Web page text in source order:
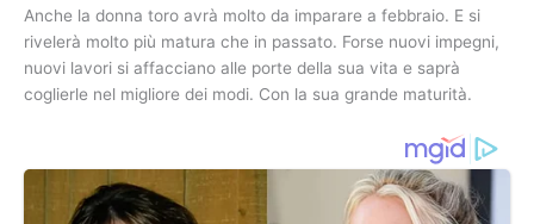
Anche la donna toro avrà molto da imparare a febbraio. E si
rivelerà molto più matura che in passato. Forse nuovi impegni,
nuovi lavori si affacciano alle porte della sua vita e saprà
coglierle nel migliore dei modi. Con la sua grande maturità.